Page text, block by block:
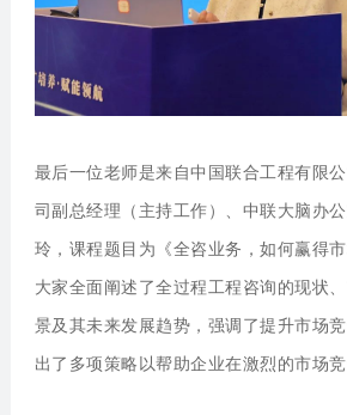
最后一位老师是来自中国联合工程有限
司副总经理（主持工作）、中联大脑办
玲，课程题目为《全咨业务，如何赢得市
大家全面阐述了全过程工程咨询的现状
景及其未来发展趋势，强调了提升市场
出了多项策略以帮助企业在激烈的市场竞